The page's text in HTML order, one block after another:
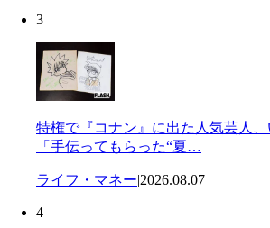
3
特権で『コナン』に出た人気芸人
「手伝ってもらった“夏…
ライフ・マネー|2026.08.07
4